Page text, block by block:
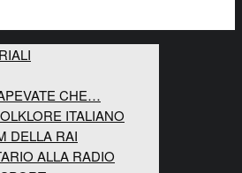
CHE…
ITALIANO
DELLA RAI
ALLA RADIO